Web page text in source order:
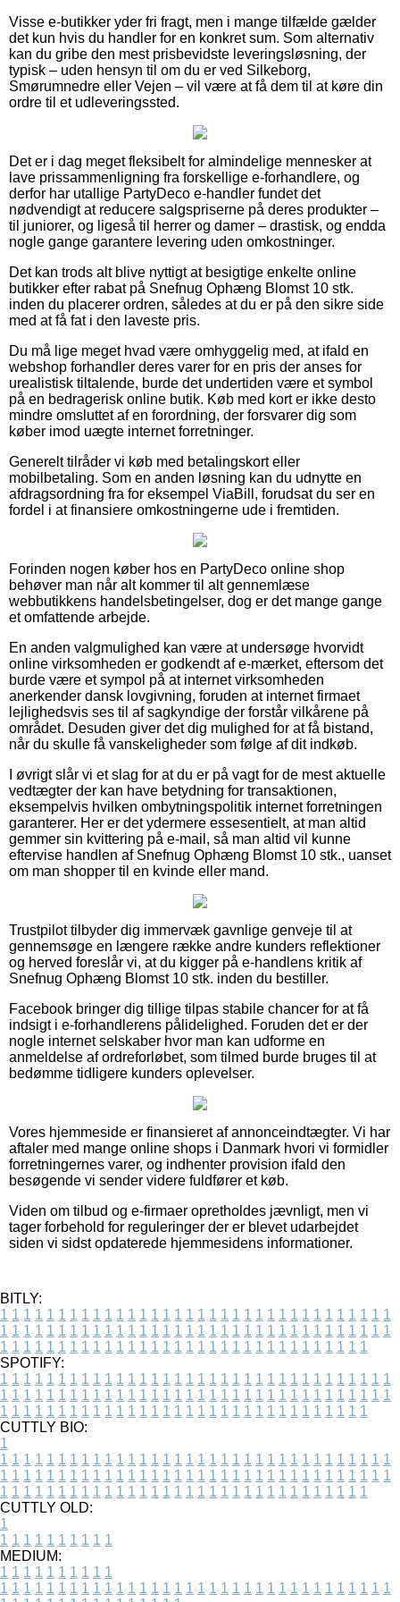
Visse e-butikker yder fri fragt, men i mange tilfælde gælder
det kun hvis du handler for en konkret sum. Som alternativ
kan du gribe den mest prisbevidste leveringsløsning, der
typisk – uden hensyn til om du er ved Silkeborg,
Smørumnedre eller Vejen – vil være at få dem til at køre din
ordre til et udleveringssted.
Det er i dag meget fleksibelt for almindelige mennesker at
lave prissammenligning fra forskellige e-forhandlere, og
derfor har utallige PartyDeco e-handler fundet det
nødvendigt at reducere salgspriserne på deres produkter –
til juniorer, og ligeså til herrer og damer – drastisk, og endda
nogle gange garantere levering uden omkostninger.
Det kan trods alt blive nyttigt at besigtige enkelte online
butikker efter rabat på Snefnug Ophæng Blomst 10 stk.
inden du placerer ordren, således at du er på den sikre side
med at få fat i den laveste pris.
Du må lige meget hvad være omhyggelig med, at ifald en
webshop forhandler deres varer for en pris der anses for
urealistisk tiltalende, burde det undertiden være et symbol
på en bedragerisk online butik. Køb med kort er ikke desto
mindre omsluttet af en forordning, der forsvarer dig som
køber imod uægte internet forretninger.
Generelt tilråder vi køb med betalingskort eller
mobilbetaling. Som en anden løsning kan du udnytte en
afdragsordning fra for eksempel ViaBill, forudsat du ser en
fordel i at finansiere omkostningerne ude i fremtiden.
Forinden nogen køber hos en PartyDeco online shop
behøver man når alt kommer til alt gennemlæse
webbutikkens handelsbetingelser, dog er det mange gange
et omfattende arbejde.
En anden valgmulighed kan være at undersøge hvorvidt
online virksomheden er godkendt af e-mærket, eftersom det
burde være et sympol på at internet virksomheden
anerkender dansk lovgivning, foruden at internet firmaet
lejlighedsvis ses til af sagkyndige der forstår vilkårene på
området. Desuden giver det dig mulighed for at få bistand,
når du skulle få vanskeligheder som følge af dit indkøb.
I øvrigt slår vi et slag for at du er på vagt for de mest aktuelle
vedtægter der kan have betydning for transaktionen,
eksempelvis hvilken ombytningspolitik internet forretningen
garanterer. Her er det ydermere essesentielt, at man altid
gemmer sin kvittering på e-mail, så man altid vil kunne
eftervise handlen af Snefnug Ophæng Blomst 10 stk., uanset
om man shopper til en kvinde eller mand.
Trustpilot tilbyder dig immervæk gavnlige genveje til at
gennemsøge en længere række andre kunders reflektioner
og herved foreslår vi, at du kigger på e-handlens kritik af
Snefnug Ophæng Blomst 10 stk. inden du bestiller.
Facebook bringer dig tillige tilpas stabile chancer for at få
indsigt i e-forhandlerens pålidelighed. Foruden det er der
nogle internet selskaber hvor man kan udforme en
anmeldelse af ordreforløbet, som tilmed burde bruges til at
bedømme tidligere kunders oplevelser.
Vores hjemmeside er finansieret af annonceindtægter. Vi har
aftaler med mange online shops i Danmark hvori vi formidler
forretningernes varer, og indhenter provision ifald den
besøgende vi sender videre fuldfører et køb.
Viden om tilbud og e-firmaer opretholdes jævnligt, men vi
tager forbehold for reguleringer der er blevet udarbejdet
siden vi sidst opdaterede hjemmesidens informationer.
BITLY:
1 1 1 1 1 1 1 1 1 1 1 1 1 1 1 1 1 1 1 1 1 1 1 1 1 1 1 1 1 1 1 1 1 1
1 1 1 1 1 1 1 1 1 1 1 1 1 1 1 1 1 1 1 1 1 1 1 1 1 1 1 1 1 1 1 1 1 1
1 1 1 1 1 1 1 1 1 1 1 1 1 1 1 1 1 1 1 1 1 1 1 1 1 1 1 1 1 1 1 1
SPOTIFY:
1 1 1 1 1 1 1 1 1 1 1 1 1 1 1 1 1 1 1 1 1 1 1 1 1 1 1 1 1 1 1 1 1 1
1 1 1 1 1 1 1 1 1 1 1 1 1 1 1 1 1 1 1 1 1 1 1 1 1 1 1 1 1 1 1 1 1 1
1 1 1 1 1 1 1 1 1 1 1 1 1 1 1 1 1 1 1 1 1 1 1 1 1 1 1 1 1 1 1 1
CUTTLY BIO:
1
1 1 1 1 1 1 1 1 1 1 1 1 1 1 1 1 1 1 1 1 1 1 1 1 1 1 1 1 1 1 1 1 1 1
1 1 1 1 1 1 1 1 1 1 1 1 1 1 1 1 1 1 1 1 1 1 1 1 1 1 1 1 1 1 1 1 1 1
1 1 1 1 1 1 1 1 1 1 1 1 1 1 1 1 1 1 1 1 1 1 1 1 1 1 1 1 1 1 1 1
CUTTLY OLD:
1
1 1 1 1 1 1 1 1 1 1
MEDIUM:
1 1 1 1 1 1 1 1 1 1
1 1 1 1 1 1 1 1 1 1 1 1 1 1 1 1 1 1 1 1 1 1 1 1 1 1 1 1 1 1 1 1 1 1